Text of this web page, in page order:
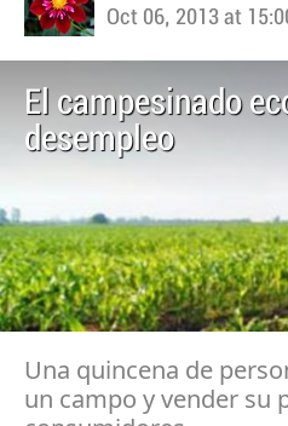
Oct 06, 2013 at
El campesinado
desempleo
Una quincena de
un campo y vender su